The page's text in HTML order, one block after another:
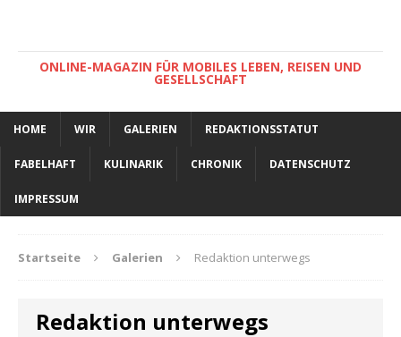
ONLINE-MAGAZIN FÜR MOBILES LEBEN, REISEN UND
GESELLSCHAFT
HOME WIR GALERIEN REDAKTIONSSTATUT
FABELHAFT KULINARIK CHRONIK DATENSCHUTZ
IMPRESSUM
Startseite Galerien Redaktion unterwegs
Redaktion unterwegs